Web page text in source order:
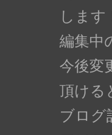
します
編集中
今後変
頂け
ブログ